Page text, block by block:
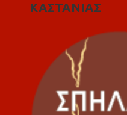
ΚΑΣΤΑΝΙΑΣ